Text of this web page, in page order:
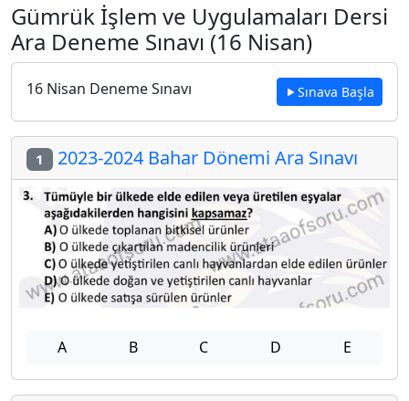
Gümrük İşlem ve Uygulamaları Dersi
Ara Deneme Sınavı (16 Nisan)
16 Nisan Deneme Sınavı Sınava Başla
1 2023-2024 Bahar Dönemi Ara Sınavı
A B C D E